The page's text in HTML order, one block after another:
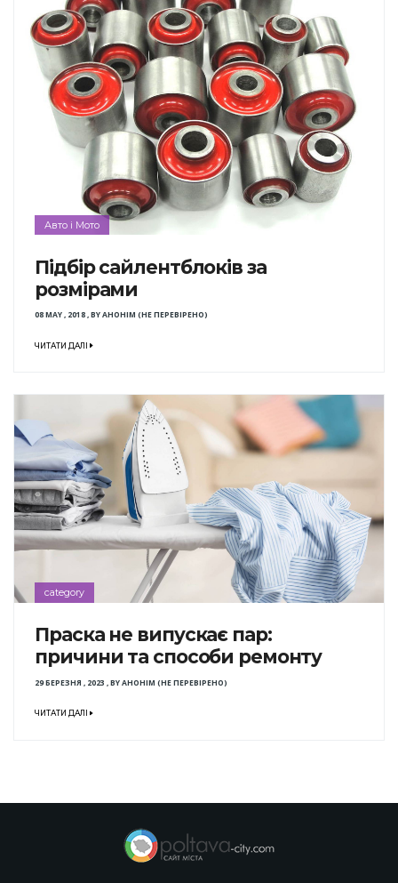
Авто і Мото
Підбір сайлентблоків за
розмірами
08 MAY , 2018,BYАНОНІМ (НЕ ПЕРЕВІРЕНО)
ЧИТАТИ ДАЛІ
category
Праска не випускає пар:
причини та способи ремонту
29 БЕРЕЗНЯ , 2023 ,BYАНОНІМ (НЕ ПЕРЕВІРЕНО)
ЧИТАТИ ДАЛІ